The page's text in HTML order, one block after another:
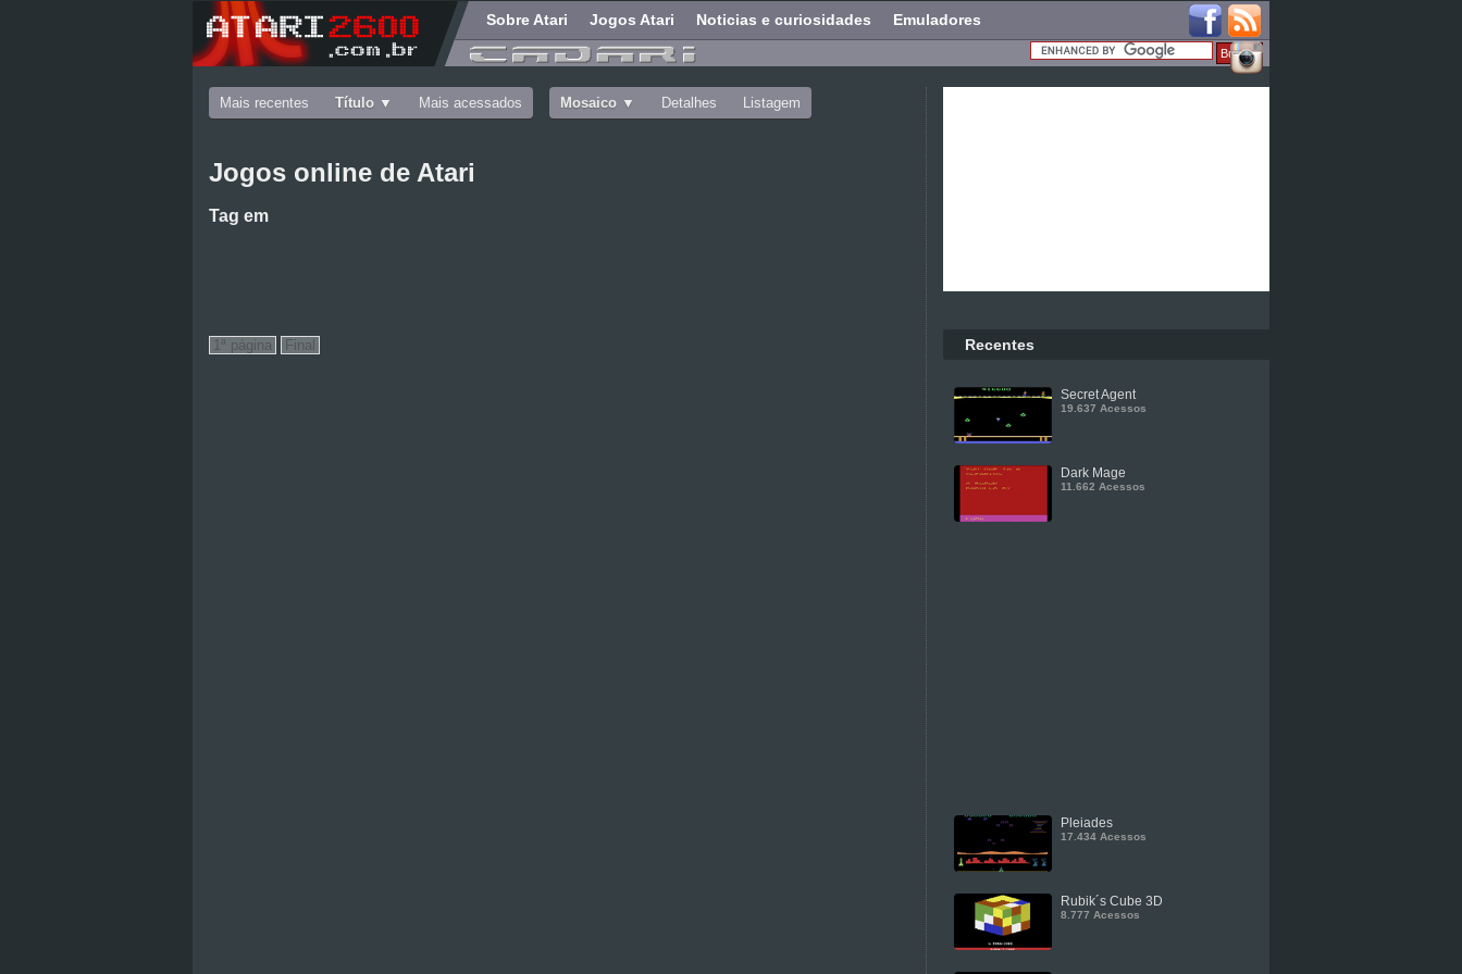
Sobre Atari Jogos Atari Noticias e curiosidades Emuladores
Mais recentes Título Mais acessados Mosaico Detalhes Listagem
Jogos online de Atari
Tag em
Recentes
Secret Agent
19.637 Acessos
Dark Mage
11.662 Acessos
Pleiades
17.434 Acessos
Rubik´s Cube 3D
8.777 Acessos